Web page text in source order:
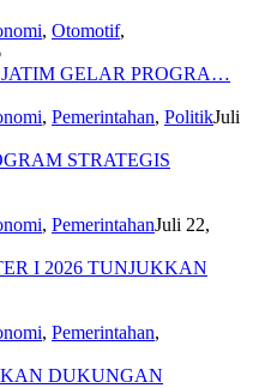
, Otomotif,
GELAR PROGRA…
, Pemerintahan, PolitikJuli
STRATEGIS
, PemerintahanJuli 22,
I 2026 TUNJUKKAN
, Pemerintahan,
DUKUNGAN